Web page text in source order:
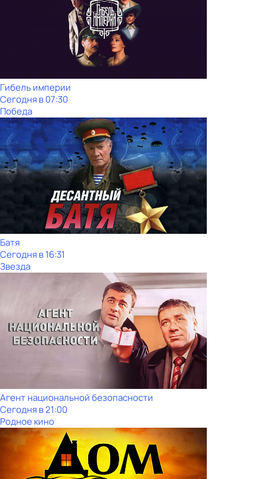
Гибель империи
Сегодня в 07:30
Победа
Батя
Сегодня в 16:31
Звезда
Агент национальной безопасности
Сегодня в 21:00
Родное кино